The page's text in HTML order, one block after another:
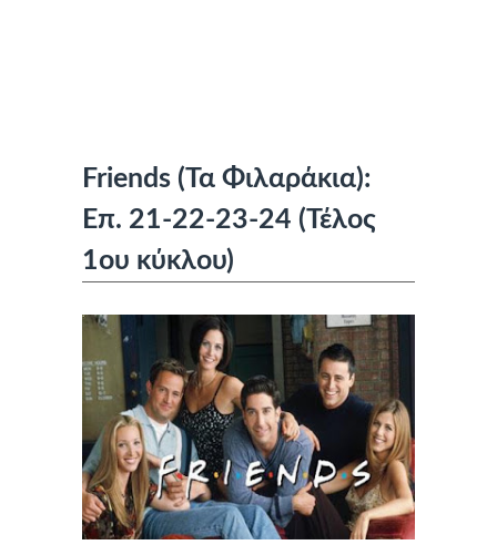
Friends (Τα Φιλαράκια):
Επ. 21-22-23-24 (Τέλος
1ου κύκλου)